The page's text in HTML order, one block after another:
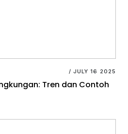
/ JULY 16 2025
Tren dan Contoh